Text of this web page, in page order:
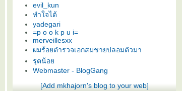
evil_kun
ทำใจได้
yadegari
=p o o k p u i=
merveillesxx
ผมร้อยตำรวจเอกสมชายปลอมตัวมา
รุตน้อ
Webmaster - BlogGang
[Add mkhajorn's blog to your web]